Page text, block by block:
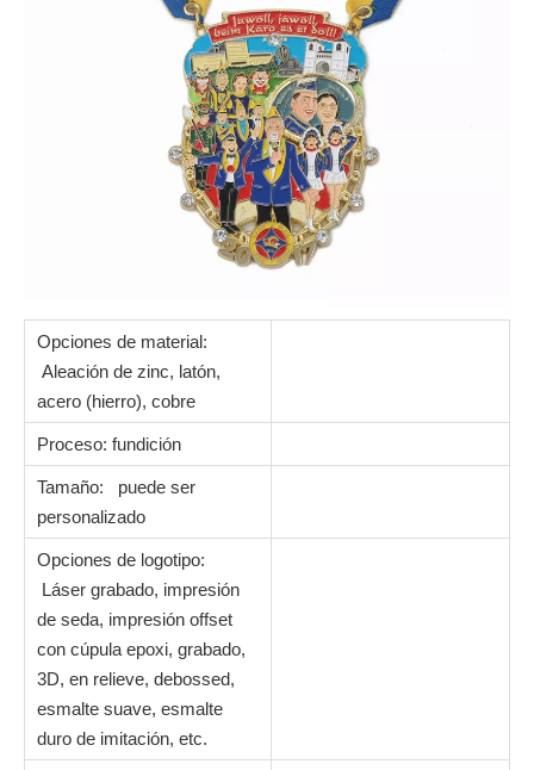
Añadir al carrito
Descripción del producto